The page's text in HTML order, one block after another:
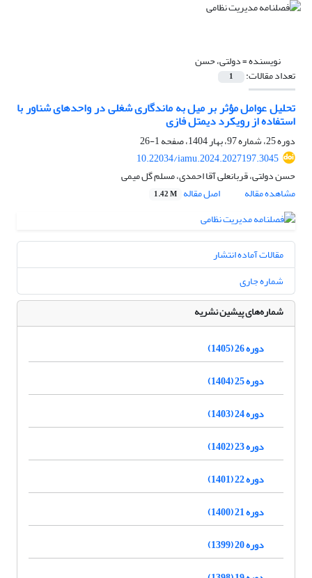
نویسنده =دولتی، حسن
تعداد مقالات: 1
تحلیل‌ عوامل‌ مؤثر بر میل به ماندگاری شغلی‌ در واحدهای شناور با
استفاده از رویکرد دیمتل فازی‌
دوره 25، شماره 97، بهار 1404، صفحه
1-26
10.22034/iamu.2024.2027197.3045
حسن دولتی، قربانعلی آقا احمدی، مسلم گل میمی
مشاهده مقاله
اصل مقاله 1.42 M
مقالات آماده انتشار
شماره جاری
شماره‌های پیشین نشریه
دوره 26 (1405)
دوره 25 (1404)
دوره 24 (1403)
دوره 23 (1402)
دوره 22 (1401)
دوره 21 (1400)
دوره 20 (1399)